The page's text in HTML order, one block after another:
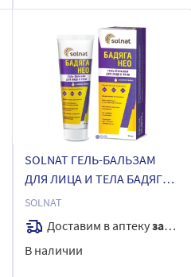
SOLNAT ГЕЛЬ-БАЛЬЗАМ
ДЛЯ ЛИЦА И ТЕЛА БАДЯГА
НЕО 75МЛ
SOLNAT
Доставим в аптекузавтра
В наличии